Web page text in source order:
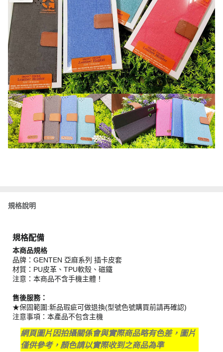
規格說明
規格配備
本商品規格
品牌：GENTEN 亞麻系列 插卡皮套
材質：PU皮革、TPU軟殼、磁鐵
注意：本商品不含手機主體！
售後服務：
★保固範圍:新品瑕疵可做退換(型號色號購買前請再確認)
注意事項：本產品不包含主機
網頁圖片因拍攝關係會與實際商品略有色差，圖片
僅供參考，顏色請以實際收到之商品為準